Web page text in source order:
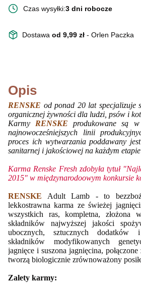
Czas wysyłki:3 dni robocze
Dostawa od 9,99 zł - Orlen Paczka
Opis
RENSKE od ponad 20 lat specjalizuje
organicznej żywności dla ludzi, psów i
Karmy RENSKEprodukowane są
najnowocześniejszych linii
proces ich wytwarzania poddawany
sanitarnej i jakościowej na każdym
Karma Renske Fresh zdobyła tytuł
2015" w międzynarodoowym konkursie
RENSKE Adult Lamb - to
lekkostrawna karma ze świeżej
wszystkich ras, kompletna, złożona
składników najwyższej jakości
ubocznych, sztucznych dodatków
składników modyfikowanych
jagnięce i suszona jagnięcina,
tworzą biologicznie zrównoważony
Zalety karmy: